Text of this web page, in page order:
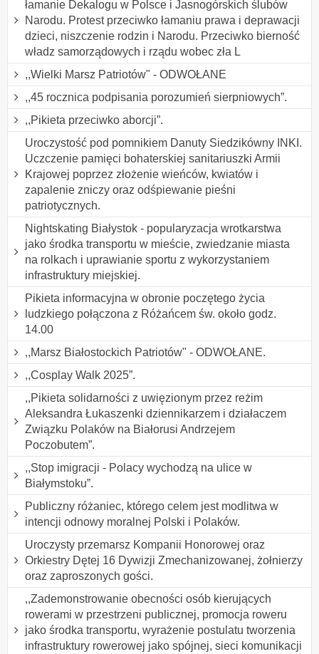
łamanie Dekalogu w Polsce i Jasnogórskich ślubów
Narodu. Protest przeciwko łamaniu prawa i deprawacji
dzieci, niszczenie rodzin i Narodu. Przeciwko bierność
władz samorządowych i rządu wobec zła L
,,Wielki Marsz Patriotów" - ODWOŁANE
,,45 rocznica podpisania porozumień sierpniowych”.
,,Pikieta przeciwko aborcji”.
Uroczystość pod pomnikiem Danuty Siedzikówny INKI.
Uczczenie pamięci bohaterskiej sanitariuszki Armii
Krajowej poprzez złożenie wieńców, kwiatów i
zapalenie zniczy oraz odśpiewanie pieśni
patriotycznych.
Nightskating Białystok - popularyzacja wrotkarstwa
jako środka transportu w mieście, zwiedzanie miasta
na rolkach i uprawianie sportu z wykorzystaniem
infrastruktury miejskiej.
Pikieta informacyjna w obronie poczętego życia
ludzkiego połączona z Różańcem św. około godz.
14.00
,,Marsz Białostockich Patriotów" - ODWOŁANE.
,,Cosplay Walk 2025”.
,,Pikieta solidarności z uwięzionym przez reżim
Aleksandra Łukaszenki dziennikarzem i działaczem
Związku Polaków na Białorusi Andrzejem
Poczobutem”.
,,Stop imigracji - Polacy wychodzą na ulice w
Białymstoku”.
Publiczny różaniec, którego celem jest modlitwa w
intencji odnowy moralnej Polski i Polaków.
Uroczysty przemarsz Kompanii Honorowej oraz
Orkiestry Dętej 16 Dywizji Zmechanizowanej, żołnierzy
oraz zaproszonych gości.
,,Zademonstrowanie obecności osób kierujących
rowerami w przestrzeni publicznej, promocja roweru
jako środka transportu, wyrażenie postulatu tworzenia
infrastruktury rowerowej jako spójnej, sieci komunikacji